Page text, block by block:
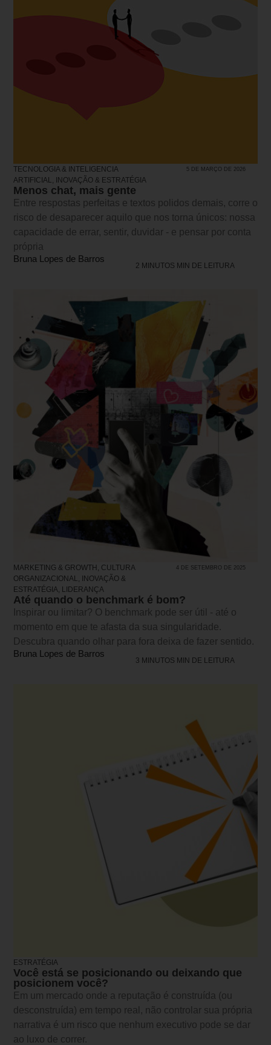
TECNOLOGIA & INTELIGENCIA
ARTIFICIAL
INOVAÇÃO & ESTRATÉGIA
5 DE MARÇO DE 2026
Menos chat, mais gente
Entre respostas perfeitas e textos polidos demais, corre o
risco de desaparecer aquilo que nos torna únicos: nossa
capacidade de errar, sentir, duvidar - e pensar por conta
própria
Bruna Lopes de Barros
2 MINUTOS MIN DE LEITURA
MARKETING & GROWTH CULTURA
ORGANIZACIONAL
INOVAÇÃO &
ESTRATÉGIA LIDERANÇA
4 DE SETEMBRO DE 2025
Até quando o benchmark é bom?
Inspirar ou limitar? O benchmark pode ser útil - até o
momento em que te afasta da sua singularidade.
Descubra quando olhar para fora deixa de fazer sentido.
Bruna Lopes de Barros
3 MINUTOS MIN DE LEITURA
ESTRATÉGIA
Você está se posicionando ou deixando que
posicionem você?
Em um mercado onde a reputação é construída (ou
desconstruída) em tempo real, não controlar sua própria
narrativa é um risco que nenhum executivo pode se dar
ao luxo de correr.